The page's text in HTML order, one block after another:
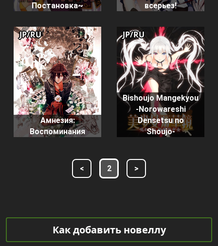
Постановка~
всерьез!
Амнезия:
Воспоминания
JP/RU
Bishoujo Mangekyou
-Norowareshi
Densetsu no
Shoujo-
JP/RU
< 2 >
Как добавить новеллу